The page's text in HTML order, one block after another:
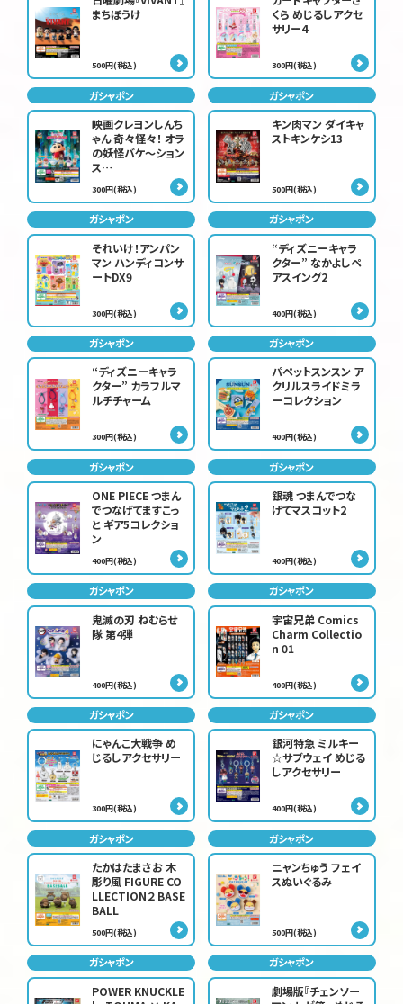
まちぼうけ
500円(税込)
くら めじるしアクセ
サリー4
300円(税込)
ガシャポン
映画クレヨンしんち
ゃん 奇々怪々！ オラ
の妖怪バケ～ション
ス…
300円(税込)
ガシャポン
キン肉マン ダイキャ
ストキンケシ13
500円(税込)
ガシャポン
それいけ！アンパン
マン ハンディコンサ
ートDX9
300円(税込)
ガシャポン
“ディズニーキャラ
クター” なかよしペ
アスイング2
400円(税込)
ガシャポン
“ディズニーキャラ
クター” カラフルマ
ルチチャーム
300円(税込)
ガシャポン
パペットスンスン ア
クリルスライドミラ
ーコレクション
400円(税込)
ガシャポン
ONE PIECE つまん
でつなげてますこっ
と ギア5コレクショ
ン
400円(税込)
ガシャポン
銀魂 つまんでつな
げてマスコット2
400円(税込)
ガシャポン
鬼滅の刃 ねむらせ
隊 第4弾
400円(税込)
ガシャポン
宇宙兄弟 Comics
Charm Collectio
n 01
400円(税込)
ガシャポン
にゃんこ大戦争 め
じるしアクセサリー
300円(税込)
ガシャポン
銀河特急 ミルキー
☆サブウェイ めじる
しアクセサリー
400円(税込)
ガシャポン
たかはたまさお 木
彫り風 FIGURE CO
LLECTION２ BASE
BALL
500円(税込)
ガシャポン
ニャンちゅう フェイ
スぬいぐるみ
500円(税込)
ガシャポン
POWER KNUCKLE
ガシャポン
劇場版『チェンソー